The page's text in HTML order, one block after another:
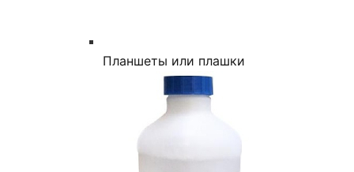
Планшеты или плашки